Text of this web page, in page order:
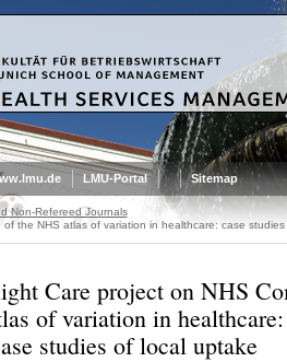
LMU-Portal Sitemap
Non-Refereed Journals
of the NHS atlas of variation in healthcare: case
Care project on NHS
of variation in
studies of local uptake